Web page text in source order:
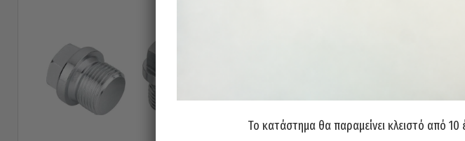
Το κατάστημα θα παραμείνει κλειστό από 10